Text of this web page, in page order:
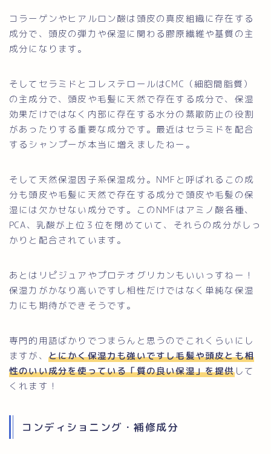
コラーゲンやヒアルロン酸は頭皮の真皮組織に存在する
成分で、頭皮の弾力や保湿に関わる膠原繊維や基質の主
成分になります。
そしてセラミドとコレステロールはCMC（細胞間脂質）
の主成分で、頭皮や毛髪に天然で存在する成分で、保湿
効果だけではなく内部に存在する水分の蒸散防止の役割
があったりする重要な成分です。最近はセラミドを配合
するシャンプーが本当に増えましたねー。
そして天然保湿因子系保湿成分。NMFと呼ばれるこの成
分も頭皮や毛髪に天然で存在する成分で頭皮や毛髪の保
湿には欠かせない成分です。このNMFはアミノ酸各種、
PCA、乳酸が上位３位を閉めていて、それらの成分がしっ
かりと配合されています。
あとはリピジュアやプロテオグリカンもいいっすねー！
保湿力がかなり高いですし相性だけではなく単純な保湿
力にも期待ができそうです。
専門的用語ばかりでつまらんと思うのでこれくらいにし
ますが、 とにかく保湿力も強いですし毛髪や頭皮とも相
性のいい成分を使っている「質の良い保湿」を提供して
くれます！
コンディショニング・補修成分